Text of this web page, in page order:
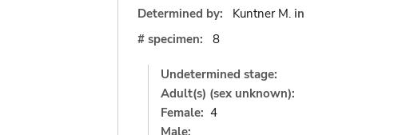
Determined by:
Kuntner M. in
# specimen:
8
Undetermined stage:
Adult(s) (sex unknown):
Female: 4
Male: